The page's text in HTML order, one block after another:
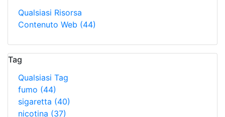
Qualsiasi Risorsa
Contenuto Web (44)
Tag
Qualsiasi Tag
fumo (44)
sigaretta (40)
nicotina (37)